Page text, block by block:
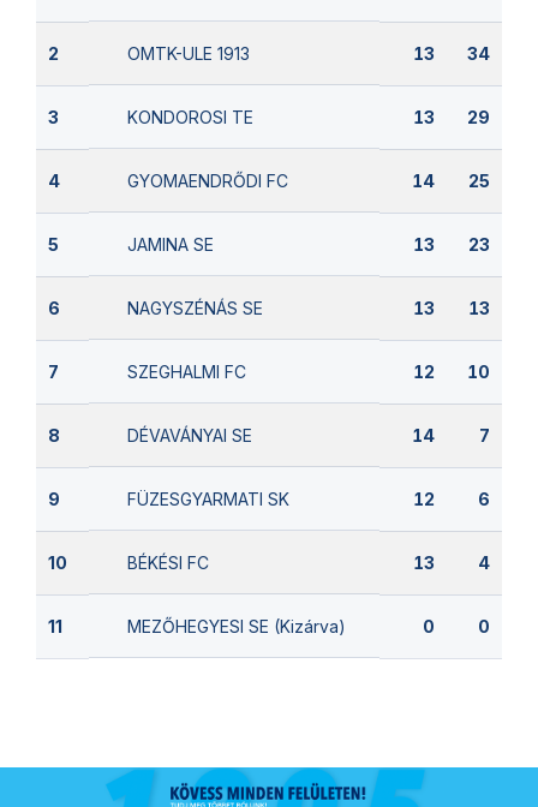
2 OMTK-ULE 1913 13 34
3 KONDOROSI TE 13 29
4 GYOMAENDRŐDI FC 14 25
5 JAMINA SE 13 23
6 NAGYSZÉNÁS SE 13 13
7 SZEGHALMI FC 12 10
8 DÉVAVÁNYAI SE 14 7
9 FÜZESGYARMATI SK 12 6
10 BÉKÉSI FC 13 4
11 MEZŐHEGYESI SE (Kizárva) 0 0